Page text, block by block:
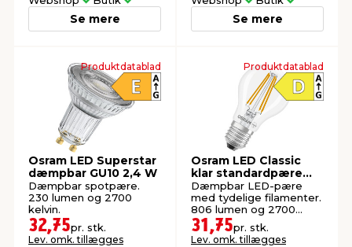
Se mere Se mere
Produktdatablad
Osram LED Superstar
dæmpbar GU10 2,4 W
Dæmpbar spotpære.
230 lumen og 2700
kelvin.
32,75pr. stk.
Lev. omk. tillægges
Produktdatablad
Osram LED Classic
klar standardpære
dæmpbar E27 7,0 W
Dæmpbar LED-pære
med tydelige filamenter.
806 lumen og 2700
kelvin.
31,75pr. stk.
Lev. omk. tillægges